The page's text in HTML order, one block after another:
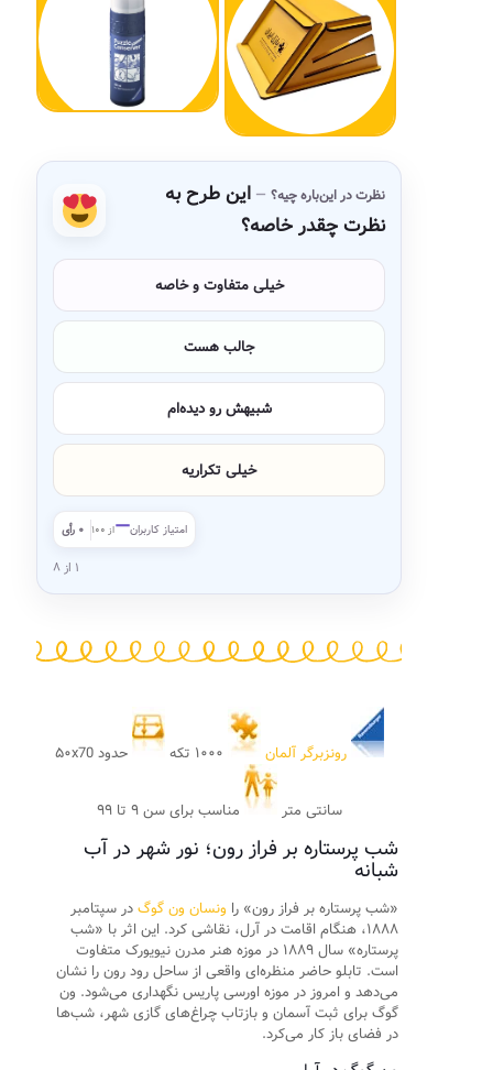
نظرت در این‌باره چیه؟
این طرح به
نظرت چقدر خاصه؟
خیلی متفاوت و خاصه
جالب هست
شبیهش رو دیده‌ام
خیلی تکراریه
امتیاز کاربران—از ۱۰۰ ۰ رأی
۱ از ۸
رونزبرگر آلمان حدود ۵۰x70
سانتی متر مناسب برای سن ۹ تا ۹۹
شب پرستاره بر فراز رون؛ نور شهر در آب
شبانه
«شب پرستاره بر فراز رون» را ونسان ون گوگدر سپتامبر
۱۸۸۸، هنگام اقامت در آرل، نقاشی کرد. این اثر با «شب
پرستاره» سال ۱۸۸۹ در موزه هنر مدرن نیویورک متفاوت
است. تابلو حاضر منظره‌ای واقعی از ساحل رود رون را نشان
می‌دهد و امروز در موزه اورسی پاریس نگهداری می‌شود. ون
گوگ برای ثبت آسمان و بازتاب چراغ‌های گازی شهر، شب‌ها
در فضای باز کار می‌کرد.